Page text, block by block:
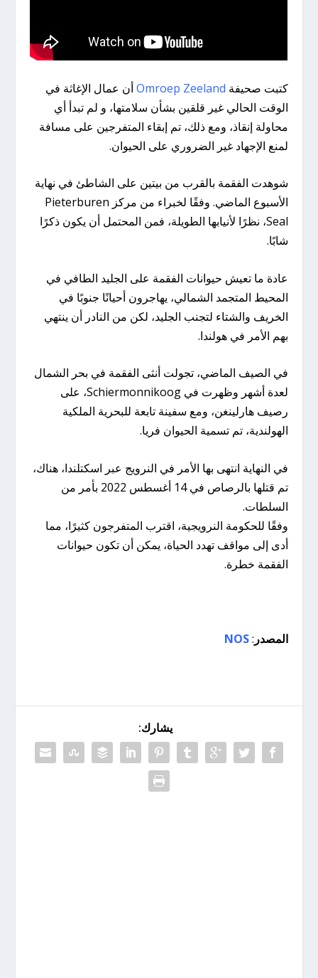
كتبت صحيفة Omroep Zeeland أن عمال الإغاثة في
الوقت الحالي غير قلقين بشأن سلامتها، و لم تبدأ أي
محاولة إنقاذ، ومع ذلك، تم إبقاء المتفرجين على مسافة
لمنع الإجهاد غير الضروري على الحيوان.
شوهدت الفقمة بالقرب من بيتين على الشاطئ في نهاية
الأسبوع الماضي. وفقًا لخبراء من مركز Pieterburen
Seal، نظرًا لأنيابها الطويلة، فمن المحتمل أن يكون ذكرًا
شابًا.
عادة ما تعيش حيوانات الفقمة على الجليد الطافي في
المحيط المتجمد الشمالي، يهاجرون أحيانًا جنوبًا في
الخريف والشتاء لتجنب الجليد، لكن من النادر أن ينتهي
بهم الأمر في هولندا.
في الصيف الماضي، تجولت أنثى الفقمة في بحر الشمال
لعدة أشهر وظهرت في Schiermonnikoog، على
رصيف هارلينغن، ومع سفينة تابعة للبحرية الملكية
الهولندية، تم تسمية الحيوان فريا.
في النهاية انتهى بها الأمر في النرويج عبر اسكتلندا، هناك،
تم قتلها بالرصاص في 14 أغسطس 2022 بأمر من
السلطات.
وفقًا للحكومة النرويجية، اقترب المتفرجون كثيرًا، مما
أدى إلى مواقف تهدد الحياة، يمكن أن تكون حيوانات
الفقمة خطرة.
المصدر :
NOS
يشارك: